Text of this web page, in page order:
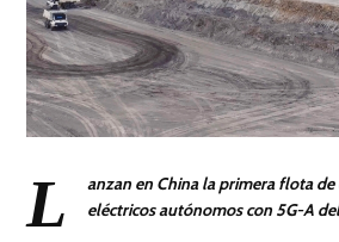
L
anzan en China la primera flota
eléctricos autónomos con 5G-A